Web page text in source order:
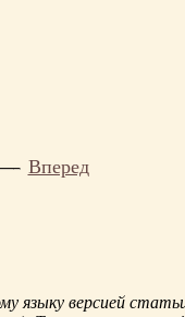
Вперед
языку версией